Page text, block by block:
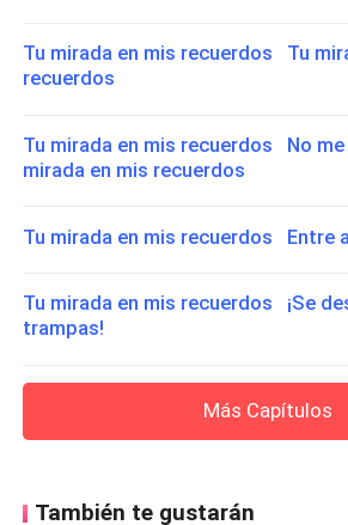
Tu mirada en mis recuerdos Tu
recuerdos
Tu mirada en mis recuerdos No
mirada en mis recuerdos
Tu mirada en mis recuerdos Entre
Tu mirada en mis recuerdos ¡Se
trampas!
Más Capítulos
También te gustarán